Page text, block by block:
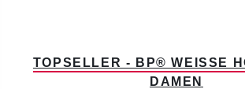
TOPSELLER - BP® WEISSE
AMEN